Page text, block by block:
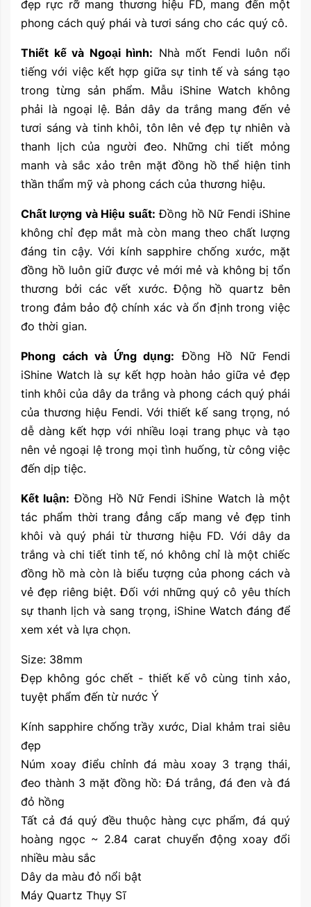
đẹp rực rỡ mang thương hiệu FD, mang đến một
phong cách quý phái và tươi sáng cho các quý cô.
Thiết kế và Ngoại hình: Nhà mốt Fendi luôn nổi
tiếng với việc kết hợp giữa sự tinh tế và sáng tạo
trong từng sản phẩm. Mẫu iShine Watch không
phải là ngoại lệ. Bản dây da trắng mang đến vẻ
tươi sáng và tinh khôi, tôn lên vẻ đẹp tự nhiên và
thanh lịch của người đeo. Những chi tiết mỏng
manh và sắc xảo trên mặt đồng hồ thể hiện tinh
thần thẩm mỹ và phong cách của thương hiệu.
Chất lượng và Hiệu suất: Đồng hồ Nữ Fendi iShine
không chỉ đẹp mắt mà còn mang theo chất lượng
đáng tin cậy. Với kính sapphire chống xước, mặt
đồng hồ luôn giữ được vẻ mới mẻ và không bị tổn
thương bởi các vết xước. Động hồ quartz bên
trong đảm bảo độ chính xác và ổn định trong việc
đo thời gian.
Phong cách và Ứng dụng: Đồng Hồ Nữ Fendi
iShine Watch là sự kết hợp hoàn hảo giữa vẻ đẹp
tinh khôi của dây da trắng và phong cách quý phái
của thương hiệu Fendi. Với thiết kế sang trọng, nó
dễ dàng kết hợp với nhiều loại trang phục và tạo
nên vẻ ngoại lệ trong mọi tình huống, từ công việc
đến dịp tiệc.
Kết luận: Đồng Hồ Nữ Fendi iShine Watch là một
tác phẩm thời trang đẳng cấp mang vẻ đẹp tinh
khôi và quý phái từ thương hiệu FD. Với dây da
trắng và chi tiết tinh tế, nó không chỉ là một chiếc
đồng hồ mà còn là biểu tượng của phong cách và
vẻ đẹp riêng biệt. Đối với những quý cô yêu thích
sự thanh lịch và sang trọng, iShine Watch đáng để
xem xét và lựa chọn.
Size: 38mm
Đẹp không góc chết - thiết kế vô cùng tinh xảo,
tuyệt phẩm đến từ nước Ý
Kính sapphire chống trầy xước, Dial khảm trai siêu
đẹp
Núm xoay điểu chỉnh đá màu xoay 3 trạng thái,
đeo thành 3 mặt đồng hồ: Đá trắng, đá đen và đá
đỏ hồng
Tất cả đá quý đều thuộc hàng cực phẩm, đá quý
hoàng ngọc ~ 2.84 carat chuyển động xoay đổi
nhiều màu sắc
Dây da màu đỏ nổi bật
Máy Quartz Thụy Sĩ